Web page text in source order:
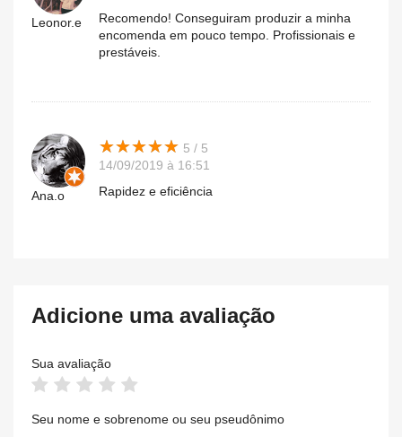
Leonor.e
Recomendo! Conseguiram produzir a minha
encomenda em pouco tempo. Profissionais e
prestáveis.
Ana.o
★★★★★
★★★★★ 5 / 5
14/09/2019 à 16:51
Rapidez e eficiência
Adicione uma avaliação
Sua avaliação
Seu nome e sobrenome ou seu pseudônimo